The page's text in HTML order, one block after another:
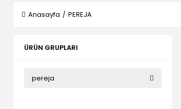
Anasayfa PEREJA
ÜRÜN GRUPLARI
pereja